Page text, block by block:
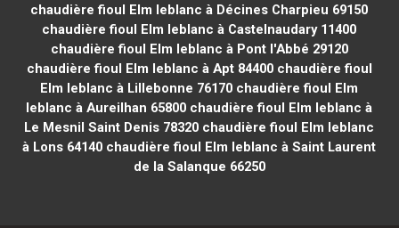
chaudière fioul Elm leblanc à Décines Charpieu 69150
chaudière fioul Elm leblanc à Castelnaudary 11400
chaudière fioul Elm leblanc à Pont l'Abbé 29120
chaudière fioul Elm leblanc à Apt 84400chaudière fioul
Elm leblanc à Lillebonne 76170 chaudière fioul Elm
leblanc à Aureilhan 65800 chaudière fioul Elm leblanc à
Le Mesnil Saint Denis 78320 chaudière fioul Elm leblanc
à Lons 64140 chaudière fioul Elm leblanc à Saint Laurent
de la Salanque 66250